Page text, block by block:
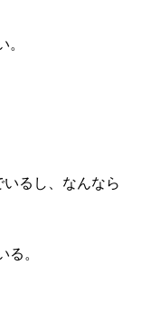
るし、なんなら
。